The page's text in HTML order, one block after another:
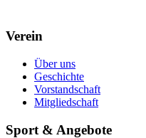
Verein
Über uns
Geschichte
Vorstandschaft
Mitgliedschaft
Sport & Angebote